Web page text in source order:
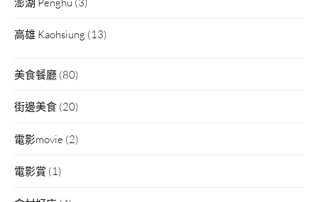
高雄 Kaohsiung (13)
美食餐廳 (80)
街邊美食 (20)
電影movie (2)
電影賞 (1)